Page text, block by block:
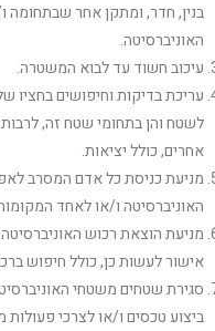
בנין, חדר, ומתקן אחר
האוניברסיטה.
עיכוב חשוד עד לבוא המשטרה.
עריכת בדיקות וחיפושים בחציו
לשטח והן בתחומי שטח זה, לרבות
אחרים, כולל יציאות.
מניעת כניסת כל אדם המסרב
האוניברסיטה ו/או לאחד המקומות
מניעת הוצאת רכוש
אישור לעשות כן, כולל חיפוש
סגירת שטחים משטחי
ביצוע טכסים ו/או לצרכי